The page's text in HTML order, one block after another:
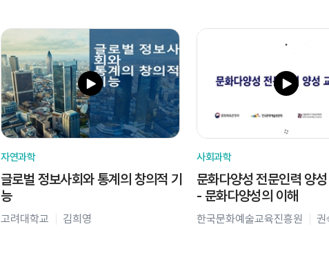
자연과학
글로벌 정보사회와 통계의 창의적 기
능
고려대학교 김희영
사회과학
문화다양성 전문인력 양
- 문화다양성의 이해
한국문화예술교육진흥원 권